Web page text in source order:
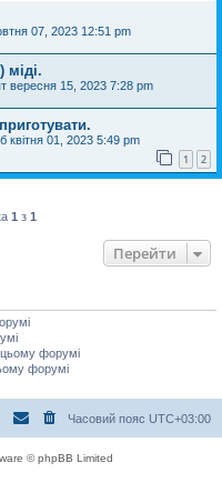
07, 2023 12:51 pm
міді.
вересня 15, 2023 7:28 pm
квітня 01, 2023 5:49 pm
1 2
1 з 1
Перейти
цьому форумі
форумі
Часовий пояс UTC+03:00
© phpBB Limited